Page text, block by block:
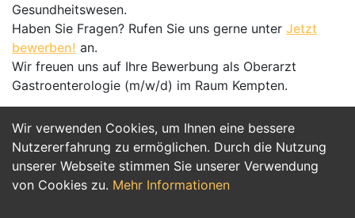
Wir verwenden Cookies, um Ihnen eine bessere
Nutzererfahrung zu ermöglichen. Durch die Nutzung
unserer Webseite stimmen Sie unserer Verwendung
von Cookies zu. Mehr Informationen
Gesundheitswesen.
Haben Sie Fragen? Rufen Sie uns gerne unter Jetzt
bewerben! an.
Wir freuen uns auf Ihre Bewerbung als Oberarzt
Gastroenterologie (m/w/d) im Raum Kempten.
Jetzt Bewerben